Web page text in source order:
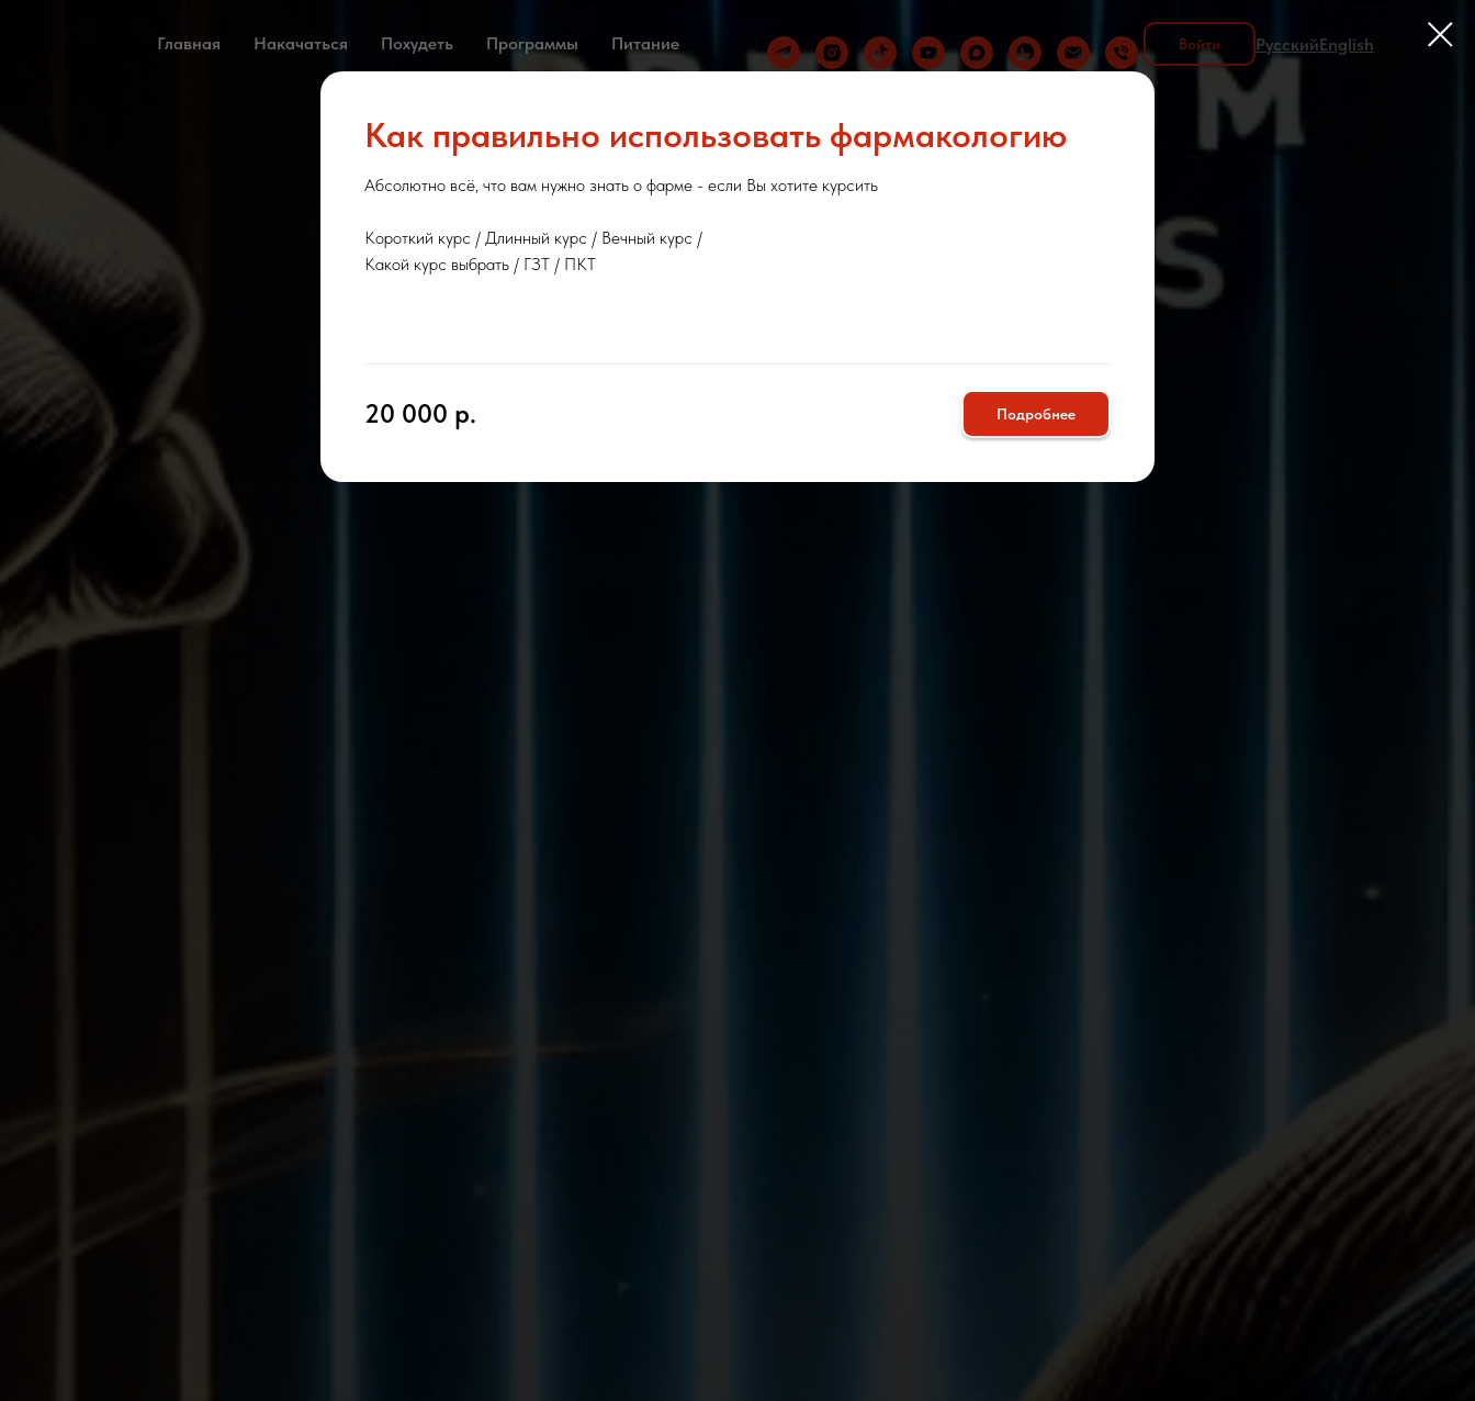
Главная Накачаться Похудеть Программы Питание Войти РусскийEnglish
Как правильно использовать фармакологию
Абсолютно всё, что вам нужно знать о фарме - если Вы хотите курсить
Короткий курс / Длинный курс / Вечный курс /
Какой курс выбрать / ГЗТ / ПКТ
20 000 р. Подробнее